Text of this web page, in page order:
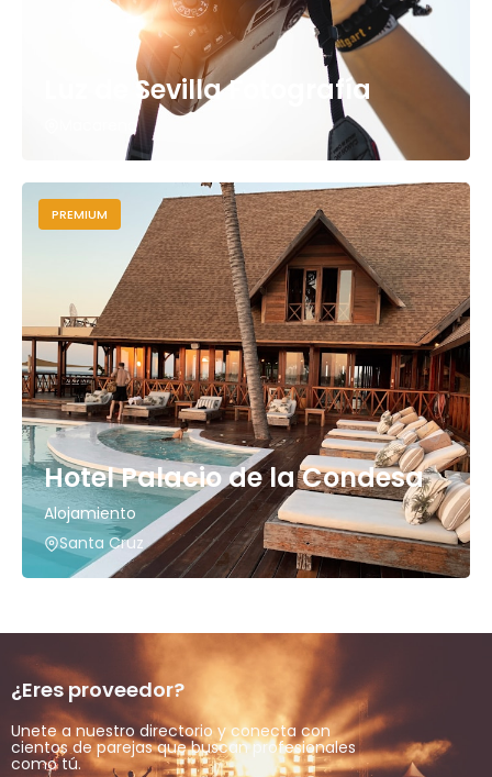
Luz de Sevilla Fotografía
Macarena
PREMIUM
Hotel Palacio de la Condesa
Alojamiento
Santa Cruz
¿Eres proveedor?
Unete a nuestro directorio y conecta con
cientos de parejas que buscan profesionales
como tú.